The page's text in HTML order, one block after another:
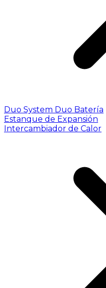
Duo System Duo Batería
Estanque de Expansión
Intercambiador de Calor